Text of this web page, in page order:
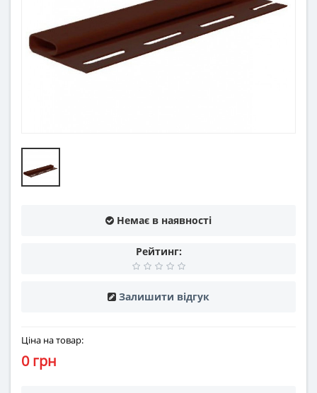
Немає в наявності
Рейтинг:
Залишити відгук
Ціна на товар:
0 грн